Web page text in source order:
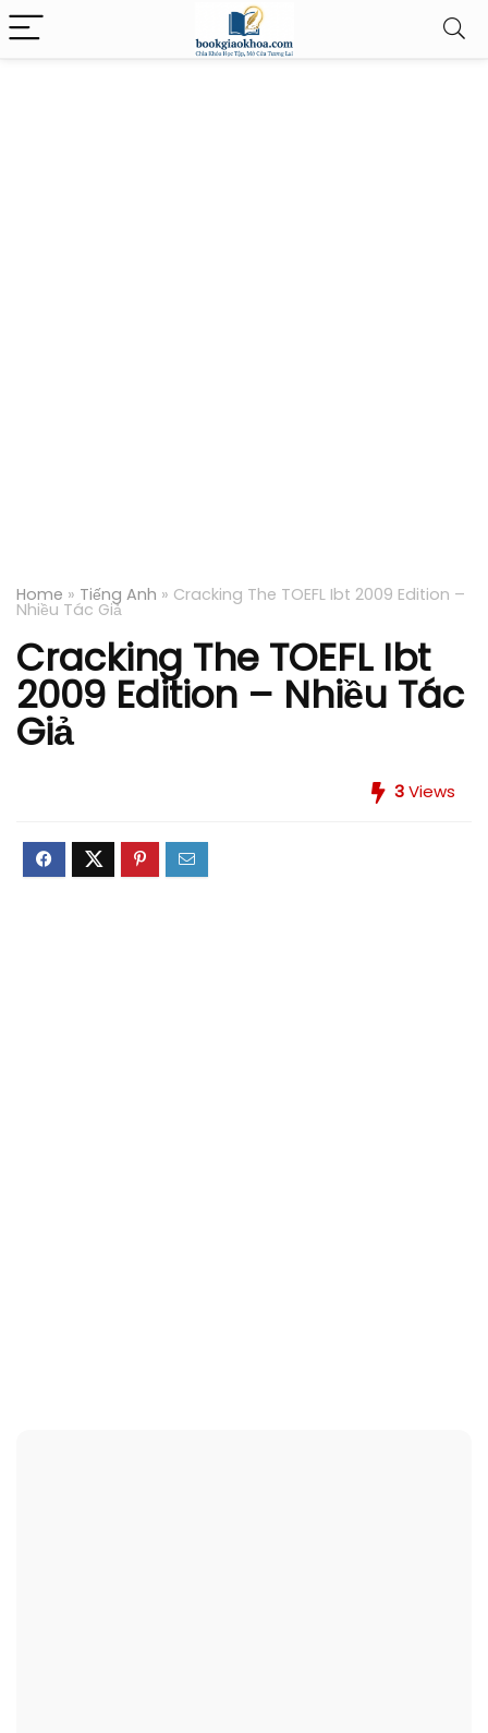
Home » Tiếng Anh » Cracking The TOEFL Ibt 2009 Edition –
Nhiều Tác Giả
Cracking The TOEFL Ibt
2009 Edition – Nhiều Tác
Giả
3Views